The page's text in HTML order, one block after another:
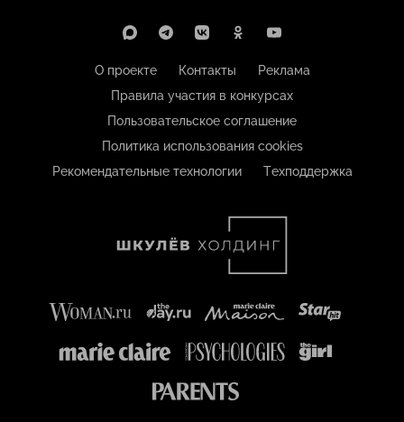
О проекте Контакты
Реклама
Правила участия в конкурсах
Пользовательское соглашение
Политика использования cookies
Рекомендательные технологии
Техподдержка